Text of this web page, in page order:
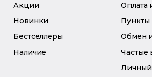
Акции
Новинки
Бестселлеры
Наличие
Оплата
Пункты
Обмен
Частые
Личный